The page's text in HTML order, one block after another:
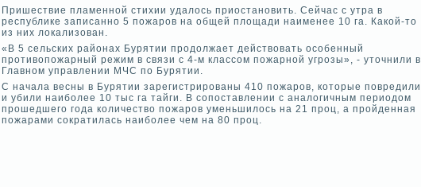
Пришествие пламенной стихии удалось приостановить. Сейчас с утра в
республике записанно 5 пожаров на общей площади наименее 10 га. Какой-то
из них локализован.
«В 5 сельских районах Бурятии продолжает де­йствовать особенный
противопожарный режим в связи с 4-м классом пожарной угрозы», - уточнили в
Главном управлении МЧС по Бурятии.
С начала ве­сны в Бурятии зарегистрированы 410 пожаров, которые повредили
и уби­ли наиболее 10 тыс га тайги. В сопоставлении с аналогичным периодом
прошедшего года количество пожаров уменьшилось на 21 проц, а пройде­нная
пожарами сократилась наиболее чем на 80 проц.